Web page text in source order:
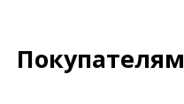
Покупателям